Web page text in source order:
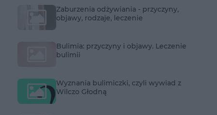
Zaburzenia odżywiania - przyczyny,
objawy, rodzaje, leczenie
Bulimia: przyczyny i objawy. Leczenie
bulimii
Wyznania bulimiczki, czyli wywiad z
Wilczo Głodną